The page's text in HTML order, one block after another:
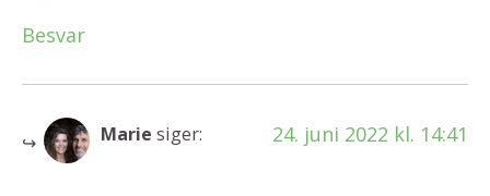
Besvar
Marie siger: 24. juni 2022 kl. 14:41